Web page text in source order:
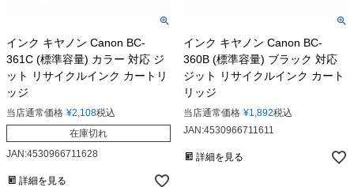
インク キヤノン Canon BC-
361C (標準容量) カラー 対応 ジ
ット リサイクルインク カートリ
ッジ
当店通常価格 ¥2,108税込
在庫切れ
JAN:4530966711628
詳細を見る
インク キヤノン Canon BC-
360B (標準容量) ブラック 対応
ジット リサイクルインク カート
リッジ
当店通常価格 ¥1,892税込
JAN:4530966711611
詳細を見る